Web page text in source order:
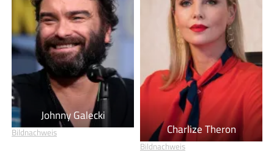
Johnny Galecki
Bildnachweis Charlize Theron
Bildnachweis